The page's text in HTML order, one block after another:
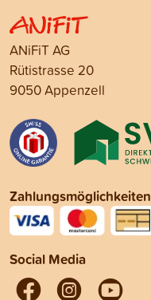
ANiFiT AG
Rütistrasse 20
9050 Appenzell
Zahlungsmöglichkeiten
Social Media